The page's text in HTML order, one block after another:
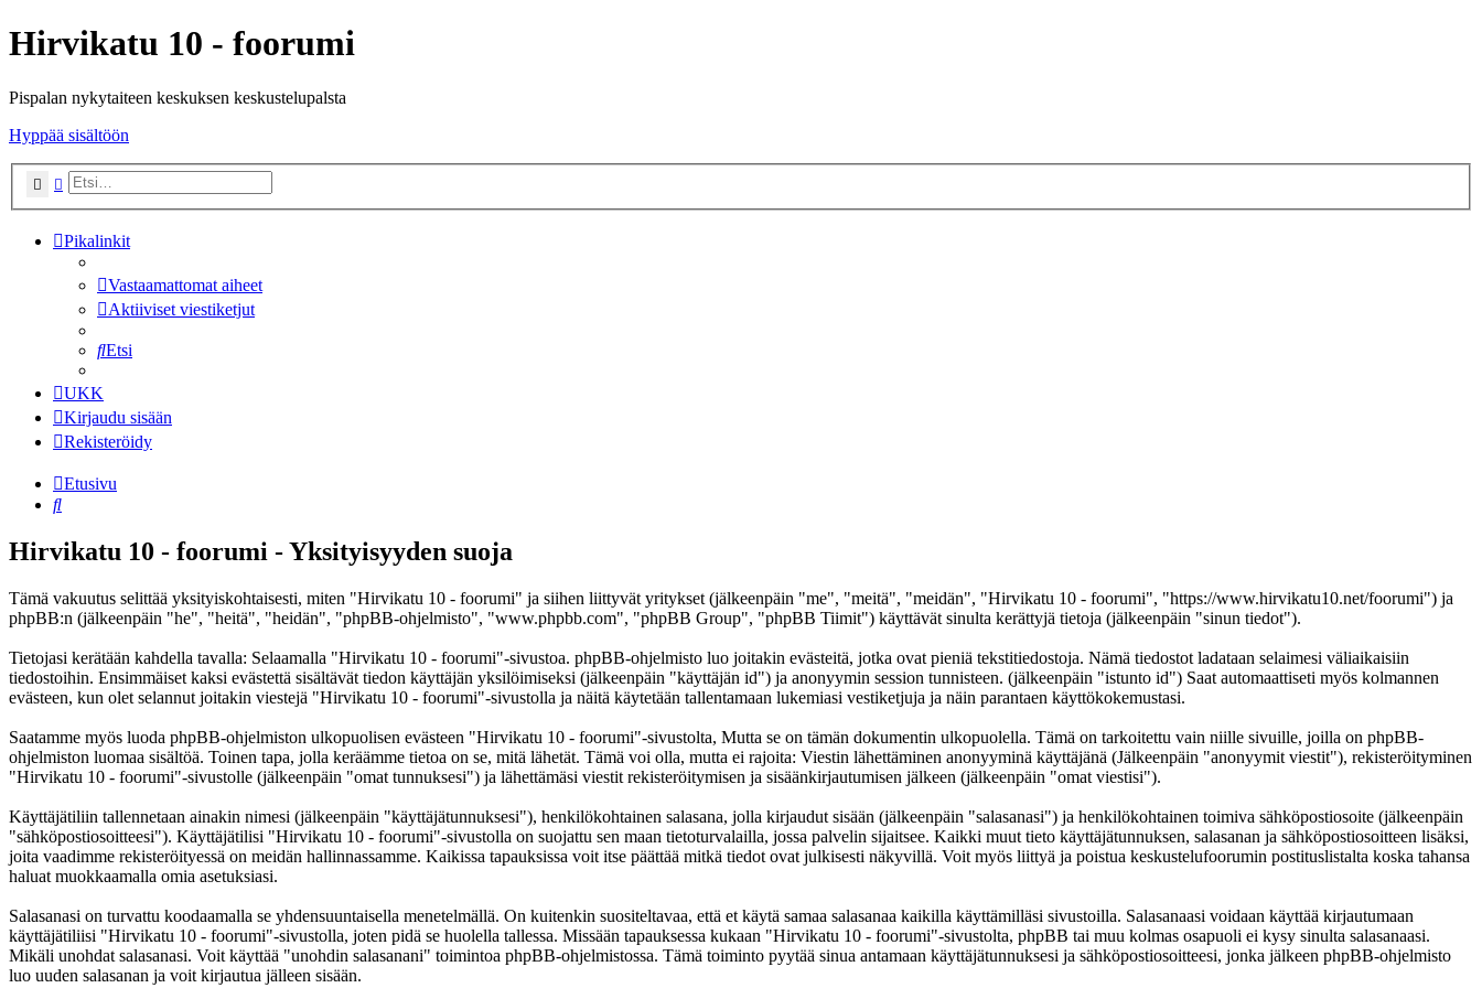
Hirvikatu 10 - foorumi
Pispalan nykytaiteen keskuksen keskustelupalsta
Hyppää sisältöön
Etsi Tarkennettu haku
Pikalinkit
Vastaamattomat aiheet
Aktiiviset viestiketjut
Etsi
UKK
Kirjaudu sisään
Rekisteröidy
Etusivu
Etsi
Hirvikatu 10 - foorumi - Yksityisyyden suoja
Tämä vakuutus selittää yksityiskohtaisesti, miten "Hirvikatu 10 - foorumi" ja siihen liittyvät yritykset (jälkeenpäin "me", "meitä", "meidän", "Hirvikatu 10 - foorumi", "https://www.hirvikatu10.net/foorumi") ja
phpBB:n (jälkeenpäin "he", "heitä", "heidän", "phpBB-ohjelmisto", "www.phpbb.com", "phpBB Group", "phpBB Tiimit") käyttävät sinulta kerättyjä tietoja (jälkeenpäin "sinun tiedot").
Tietojasi kerätään kahdella tavalla: Selaamalla "Hirvikatu 10 - foorumi"-sivustoa. phpBB-ohjelmisto luo joitakin evästeitä, jotka ovat pieniä tekstitiedostoja. Nämä tiedostot ladataan selaimesi väliaikaisiin
tiedostoihin. Ensimmäiset kaksi evästettä sisältävät tiedon käyttäjän yksilöimiseksi (jälkeenpäin "käyttäjän id") ja anonyymin session tunnisteen. (jälkeenpäin "istunto id") Saat automaattiseti myös kolmannen
evästeen, kun olet selannut joitakin viestejä "Hirvikatu 10 - foorumi"-sivustolla ja näitä käytetään tallentamaan lukemiasi vestiketjuja ja näin parantaen käyttökokemustasi.
Saatamme myös luoda phpBB-ohjelmiston ulkopuolisen evästeen "Hirvikatu 10 - foorumi"-sivustolta, Mutta se on tämän dokumentin ulkopuolella. Tämä on tarkoitettu vain niille sivuille, joilla on phpBB-
ohjelmiston luomaa sisältöä. Toinen tapa, jolla keräämme tietoa on se, mitä lähetät. Tämä voi olla, mutta ei rajoita: Viestin lähettäminen anonyyminä käyttäjänä (Jälkeenpäin "anonyymit viestit"), rekisteröityminen
"Hirvikatu 10 - foorumi"-sivustolle (jälkeenpäin "omat tunnuksesi") ja lähettämäsi viestit rekisteröitymisen ja sisäänkirjautumisen jälkeen (jälkeenpäin "omat viestisi").
Käyttäjätiliin tallennetaan ainakin nimesi (jälkeenpäin "käyttäjätunnuksesi"), henkilökohtainen salasana, jolla kirjaudut sisään (jälkeenpäin "salasanasi") ja henkilökohtainen toimiva sähköpostiosoite (jälkeenpäin
"sähköpostiosoitteesi"). Käyttäjätilisi "Hirvikatu 10 - foorumi"-sivustolla on suojattu sen maan tietoturvalailla, jossa palvelin sijaitsee. Kaikki muut tieto käyttäjätunnuksen, salasanan ja sähköpostiosoitteen lisäksi,
joita vaadimme rekisteröityessä on meidän hallinnassamme. Kaikissa tapauksissa voit itse päättää mitkä tiedot ovat julkisesti näkyvillä. Voit myös liittyä ja poistua keskustelufoorumin postituslistalta koska tahansa
haluat muokkaamalla omia asetuksiasi.
Salasanasi on turvattu koodaamalla se yhdensuuntaisella menetelmällä. On kuitenkin suositeltavaa, että et käytä samaa salasanaa kaikilla käyttämilläsi sivustoilla. Salasanaasi voidaan käyttää kirjautumaan
käyttäjätiliisi "Hirvikatu 10 - foorumi"-sivustolla, joten pidä se huolella tallessa. Missään tapauksessa kukaan "Hirvikatu 10 - foorumi"-sivustolta, phpBB tai muu kolmas osapuoli ei kysy sinulta salasanaasi.
Mikäli unohdat salasanasi. Voit käyttää "unohdin salasanani" toimintoa phpBB-ohjelmistossa. Tämä toiminto pyytää sinua antamaan käyttäjätunnuksesi ja sähköpostiosoitteesi, jonka jälkeen phpBB-ohjelmisto
luo uuden salasanan ja voit kirjautua jälleen sisään.